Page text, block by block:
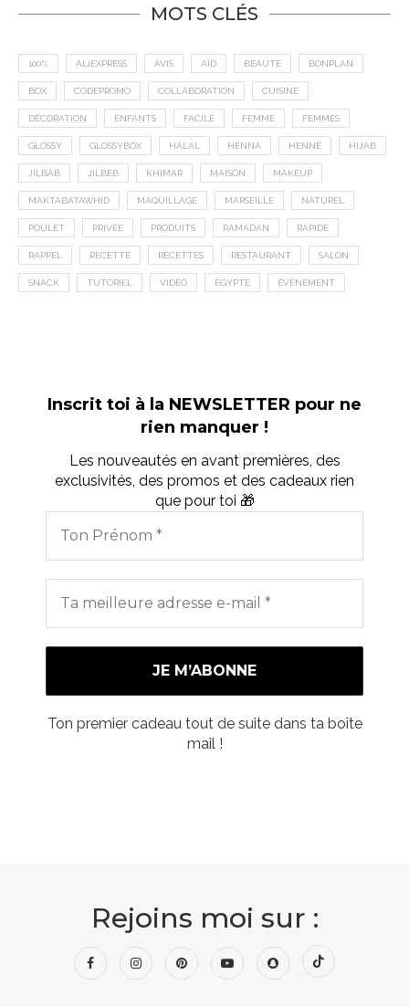
MOTS CLÉS
100% ALIEXPRESS AVIS AÏD BEAUTÉ BONPLAN
BOX CODEPROMO COLLABORATION CUISINE
DÉCORATION ENFANTS FACILE FEMME FEMMES
GLOSSY GLOSSYBOX HALAL HENNA HENNÉ HIJAB
JILBAB JILBEB KHIMAR MAISON MAKEUP
MAKTABATAWHID MAQUILLAGE MARSEILLE NATUREL
POULET PRIVÉE PRODUITS RAMADAN RAPIDE
RAPPEL RECETTE RECETTES RESTAURANT SALON
SNACK TUTORIEL VIDÉO ÉGYPTE ÉVÉNEMENT
Inscrit toi à la NEWSLETTER pour ne
rien manquer !
Les nouveautés en avant premières, des
exclusivités, des promos et des cadeaux rien
que pour toi 🎁
Ton premier cadeau tout de suite dans ta boîte
mail !
Rejoins moi sur :